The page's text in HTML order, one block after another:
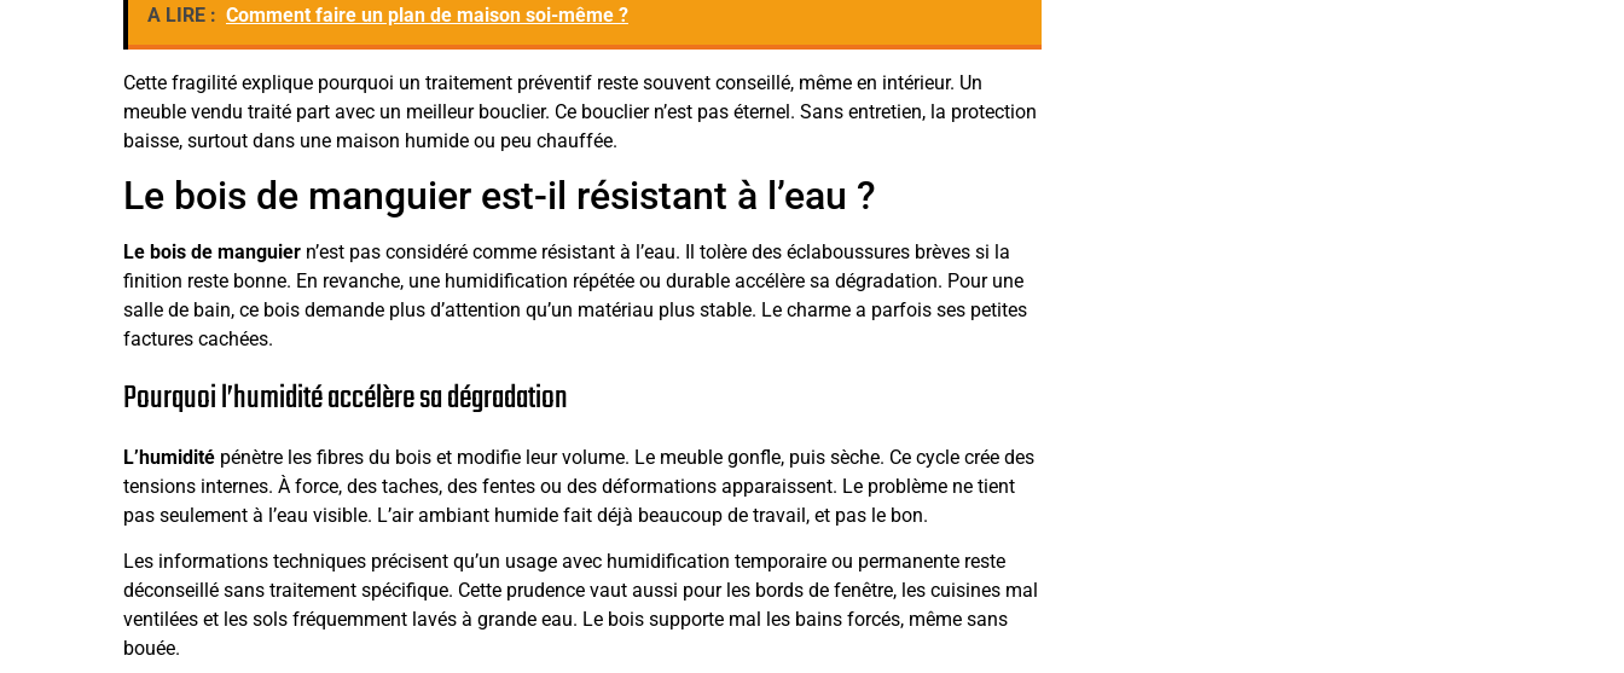
A LIRE : Comment faire un plan de maison soi-même ?
Cette fragilité explique pourquoi un traitement préventif reste souvent conseillé, même en intérieur. Un
meuble vendu traité part avec un meilleur bouclier. Ce bouclier n’est pas éternel. Sans entretien, la protection
baisse, surtout dans une maison humide ou peu chauffée.
Le bois de manguier est-il résistant à l’eau ?
Le bois de manguier n’est pas considéré comme résistant à l’eau. Il tolère des éclaboussures brèves si la
finition reste bonne. En revanche, une humidification répétée ou durable accélère sa dégradation. Pour une
salle de bain, ce bois demande plus d’attention qu’un matériau plus stable. Le charme a parfois ses petites
factures cachées.
Pourquoi l’humidité accélère sa dégradation
L’humidité pénètre les fibres du bois et modifie leur volume. Le meuble gonfle, puis sèche. Ce cycle crée des
tensions internes. À force, des taches, des fentes ou des déformations apparaissent. Le problème ne tient
pas seulement à l’eau visible. L’air ambiant humide fait déjà beaucoup de travail, et pas le bon.
Les informations techniques précisent qu’un usage avec humidification temporaire ou permanente reste
déconseillé sans traitement spécifique. Cette prudence vaut aussi pour les bords de fenêtre, les cuisines mal
ventilées et les sols fréquemment lavés à grande eau. Le bois supporte mal les bains forcés, même sans
bouée.